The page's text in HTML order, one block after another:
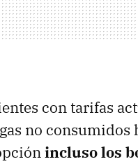
con tarifas
no consumidos
incluso los